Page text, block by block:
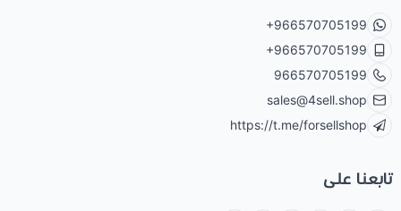
+966570705199
+966570705199
966570705199
sales@4sell.shop
https://t.me/forsellshop
تابعنا على